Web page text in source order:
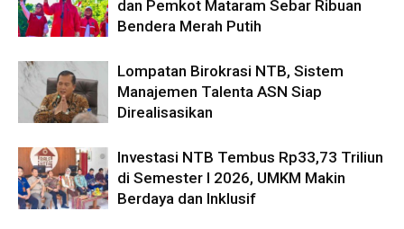
dan Pemkot Mataram Sebar Ribuan
Bendera Merah Putih
Lompatan Birokrasi NTB, Sistem
Manajemen Talenta ASN Siap
Direalisasikan
Investasi NTB Tembus Rp33,73 Triliun
di Semester I 2026, UMKM Makin
Berdaya dan Inklusif